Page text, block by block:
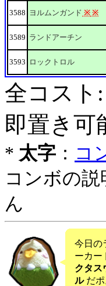
3588 ヨルムンガンド ※ ※
3589 ランドアーチン
3593 ロックトロル
全コスト:
即置き可
* 太字 ： コ
コンボの
ん
今日の
ーカー
クタス
ル だポ